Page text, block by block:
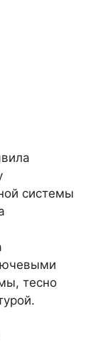
системы
тесно